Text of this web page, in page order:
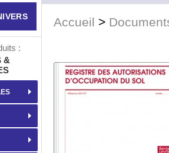
Accueil >
:
&